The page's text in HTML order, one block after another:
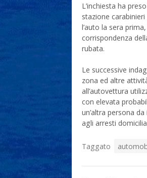
L’inchiesta ha
stazione
l’auto la sera
corrispondenza
rubata.
Le successive
zona ed altre
all’autovettura
con elevata
un’altra persona
agli arresti
Taggato